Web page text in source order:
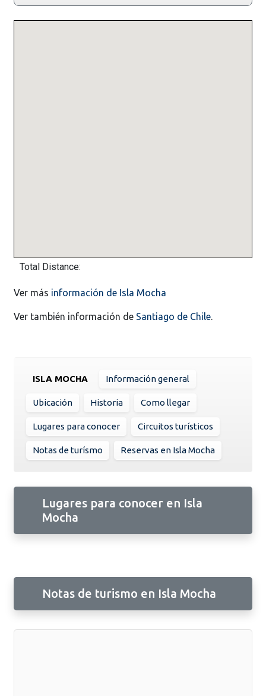
Total Distance:
Ver más información de Isla Mocha
Ver también información de Santiago de Chile.
ISLA MOCHA Información general
Ubicación Historia Como llegar
Lugares para conocer Circuitos turísticos
Notas de turísmo Reservas en Isla Mocha
Lugares para conocer en Isla
Mocha
Notas de turismo en Isla Mocha